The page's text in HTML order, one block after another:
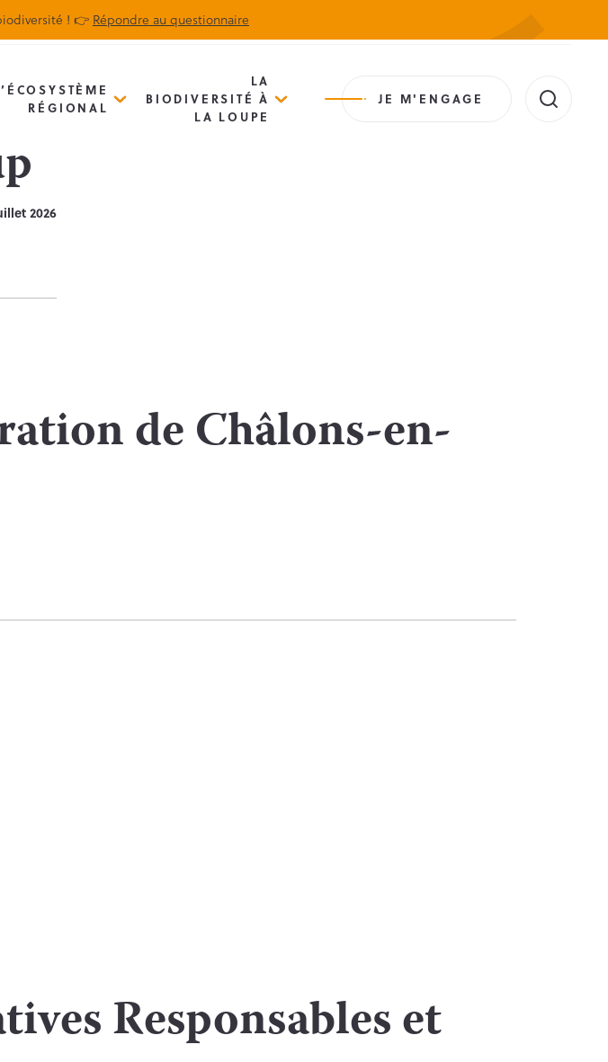
! 👉 Répondre au questionnaire
Biodiv’Map Newsletter Actualités
RÉGIONAL
LA
BIODIVERSITÉ À
LA LOUPE
JE M'ENGAGE
2026
de Châlons-en-
Responsables et